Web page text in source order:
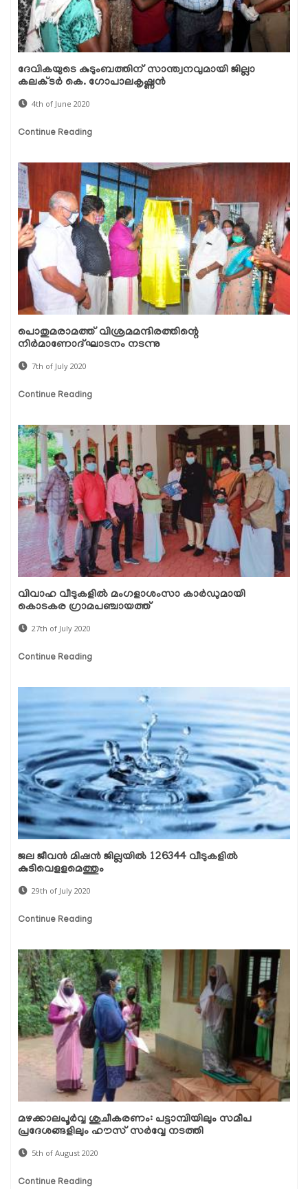
ദേവികയുടെ കുടുംബത്തിന് സാന്ത്വനവുമായി ജില്ലാ
കലക്ടര്‍ കെ. ഗോപാലകൃഷ്ണന്‍
4th of June 2020
Continue Reading
പൊതുമരാമത്ത് വിശ്രമമന്ദിരത്തിന്റെ
നിര്‍മാണോദ്ഘാടനം നടന്നു
7th of July 2020
Continue Reading
വിവാഹ വീടുകളില്‍ മംഗളാശംസാ കാര്‍ഡുമായി
കൊടകര ഗ്രാമപഞ്ചായത്ത്
27th of July 2020
Continue Reading
ജല ജീവന്‍ മിഷന്‍ ജില്ലയില്‍ 126344 വീടുകളില്‍
കുടിവെളളമെത്തും
29th of July 2020
Continue Reading
മഴക്കാലപൂര്‍വ്വ ശുചീകരണം: പട്ടാമ്പിയിലും സമീപ
പ്രദേശങ്ങളിലും ഹൗസ് സര്‍വ്വേ നടത്തി
5th of August 2020
Continue Reading